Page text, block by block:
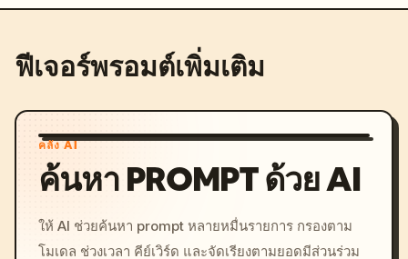
ฟีเจอร์พรอมต์เพิ่มเติม
คลัง AI
ค้นหา PROMPT ด้วย AI
ให้ AI ช่วยค้นหา prompt หลายหมื่นรายการ กรองตาม
โมเดล ช่วงเวลา คีย์เวิร์ด และจัดเรียงตามยอดมีส่วนร่วม